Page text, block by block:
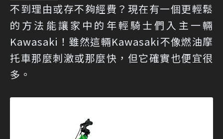
不到理由或存不夠經費？現在有一個更輕鬆
的方法能讓家中的年輕騎士們入主一輛
Kawasaki！雖然這輛Kawasaki不像燃油摩
托車那麼刺激或那麼快，但它確實也便宜很
多。